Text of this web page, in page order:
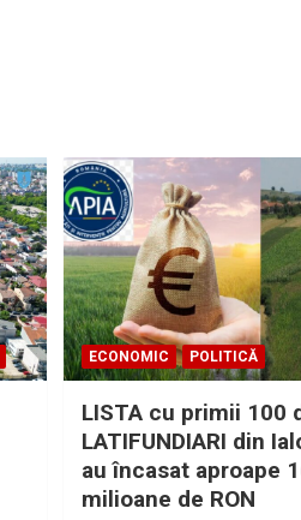
ECONOMIC POLITICĂ
LISTA cu primii 100
LATIFUNDIARI din
au încasat aproape
milioane de RON